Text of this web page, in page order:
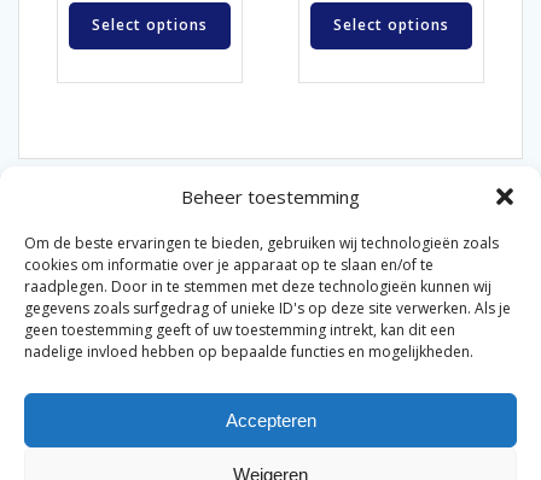
Beheer toestemming
Om de beste ervaringen te bieden, gebruiken wij technologieën zoals
cookies om informatie over je apparaat op te slaan en/of te
raadplegen. Door in te stemmen met deze technologieën kunnen wij
gegevens zoals surfgedrag of unieke ID's op deze site verwerken. Als je
geen toestemming geeft of uw toestemming intrekt, kan dit een
nadelige invloed hebben op bepaalde functies en mogelijkheden.
Accepteren
Weigeren
Select options Select options
© 2026 Van der Bel Las en Radiateurenbedrijf.
Privacyverklaring|Cookiebeleid|Retourbeleid|
Algemene voorwaarden voor consumenten
algemene voorwaarden
Disclaimer